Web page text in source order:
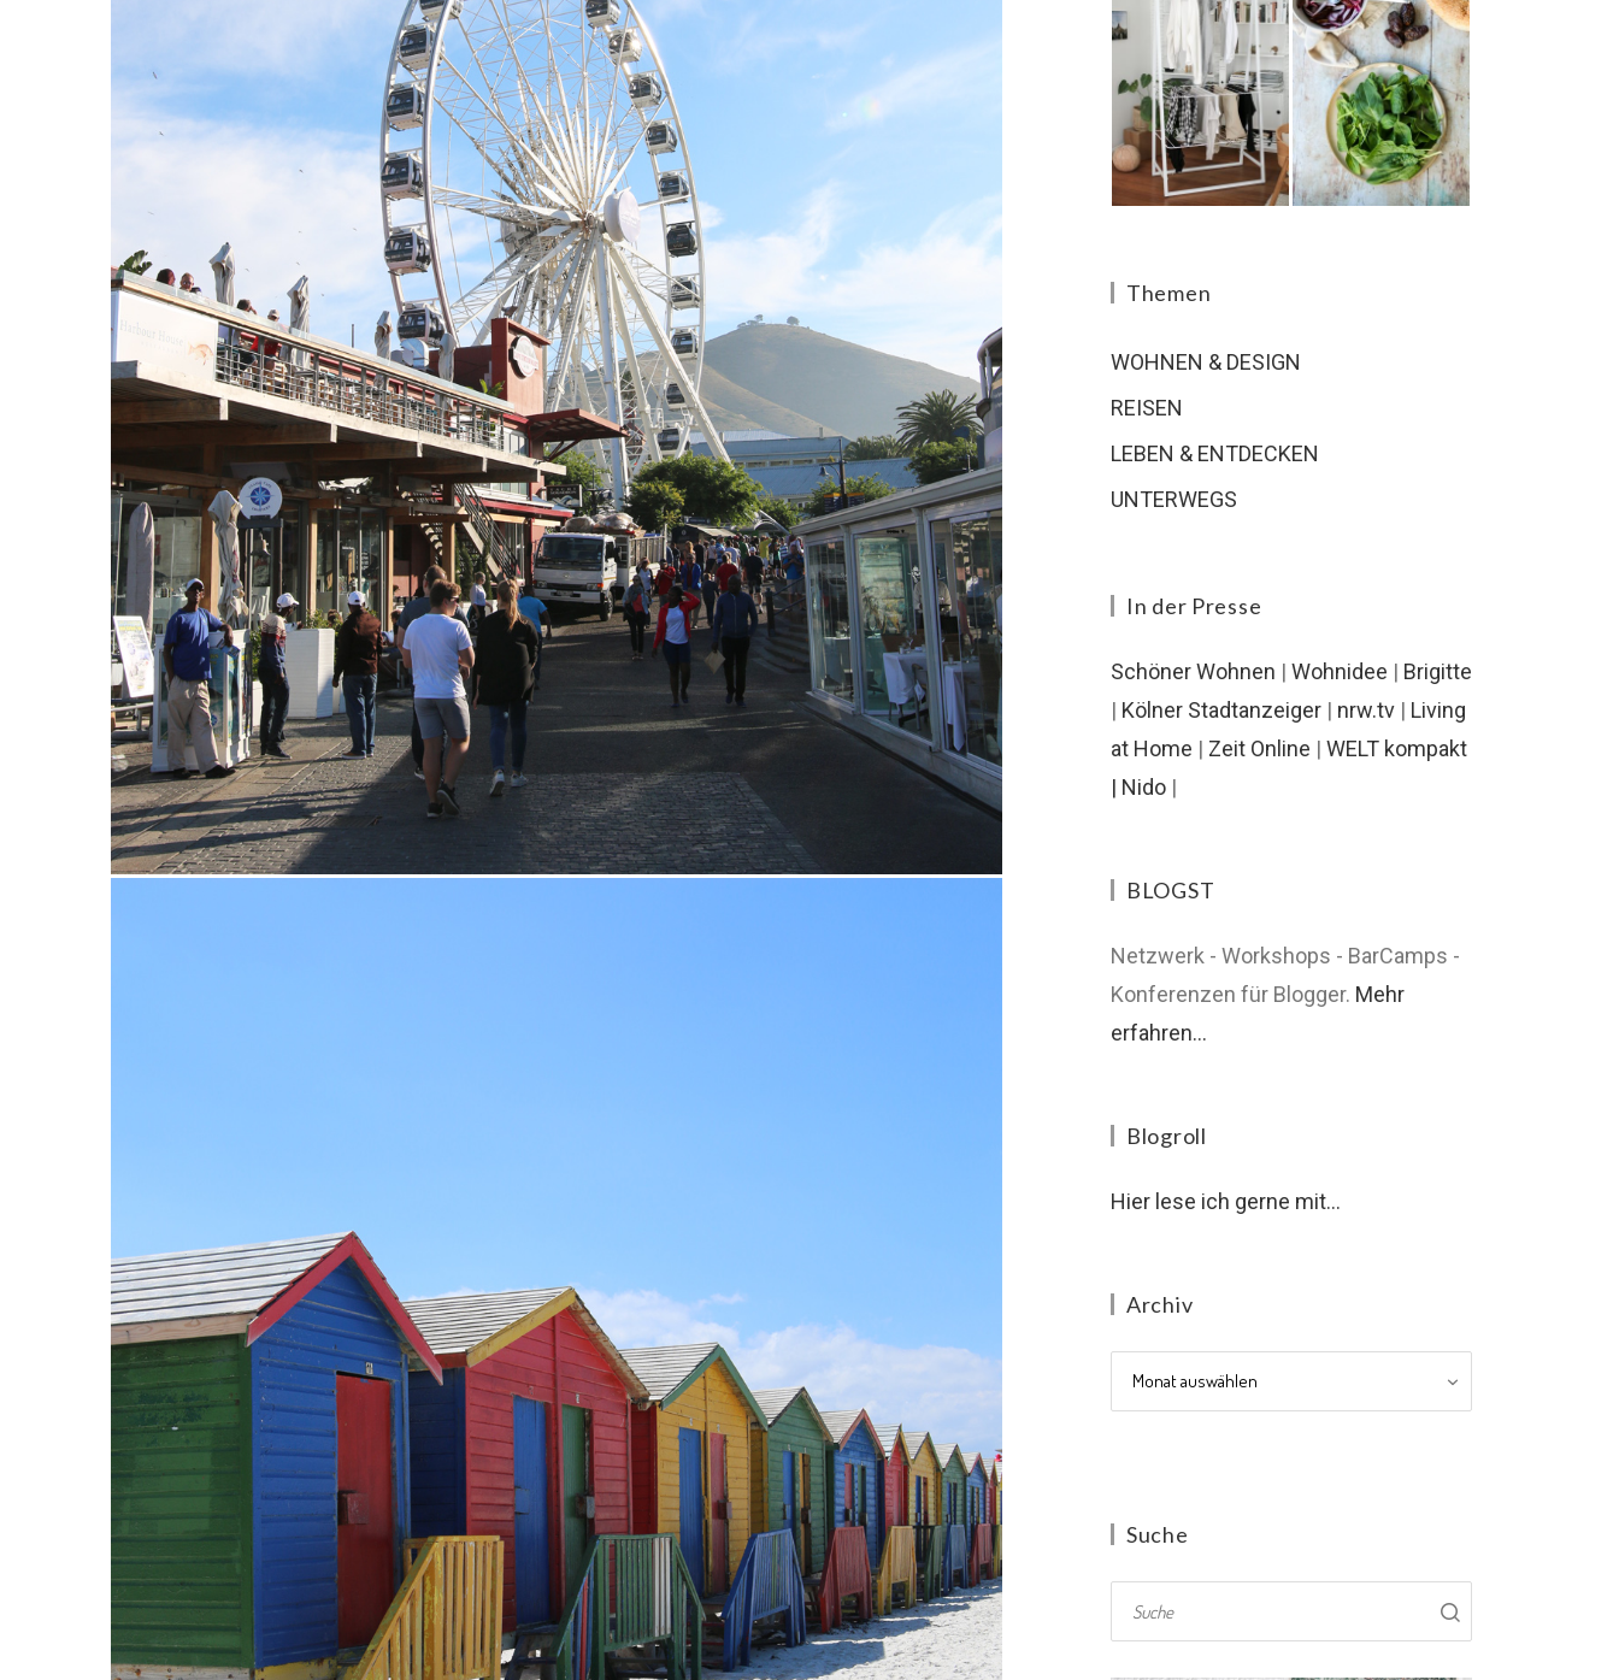
Themen
WOHNEN & DESIGN
REISEN
LEBEN & ENTDECKEN
UNTERWEGS
In der Presse
Schöner Wohnen | Wohnidee | Brigitte
| Kölner Stadtanzeiger | nrw.tv | Living
at Home | Zeit Online | WELT kompakt
| Nido |
BLOGST
Netzwerk - Workshops - BarCamps -
Konferenzen für Blogger. Mehr
erfahren...
Blogroll
Hier lese ich gerne mit...
Archiv
Archiv
Suche